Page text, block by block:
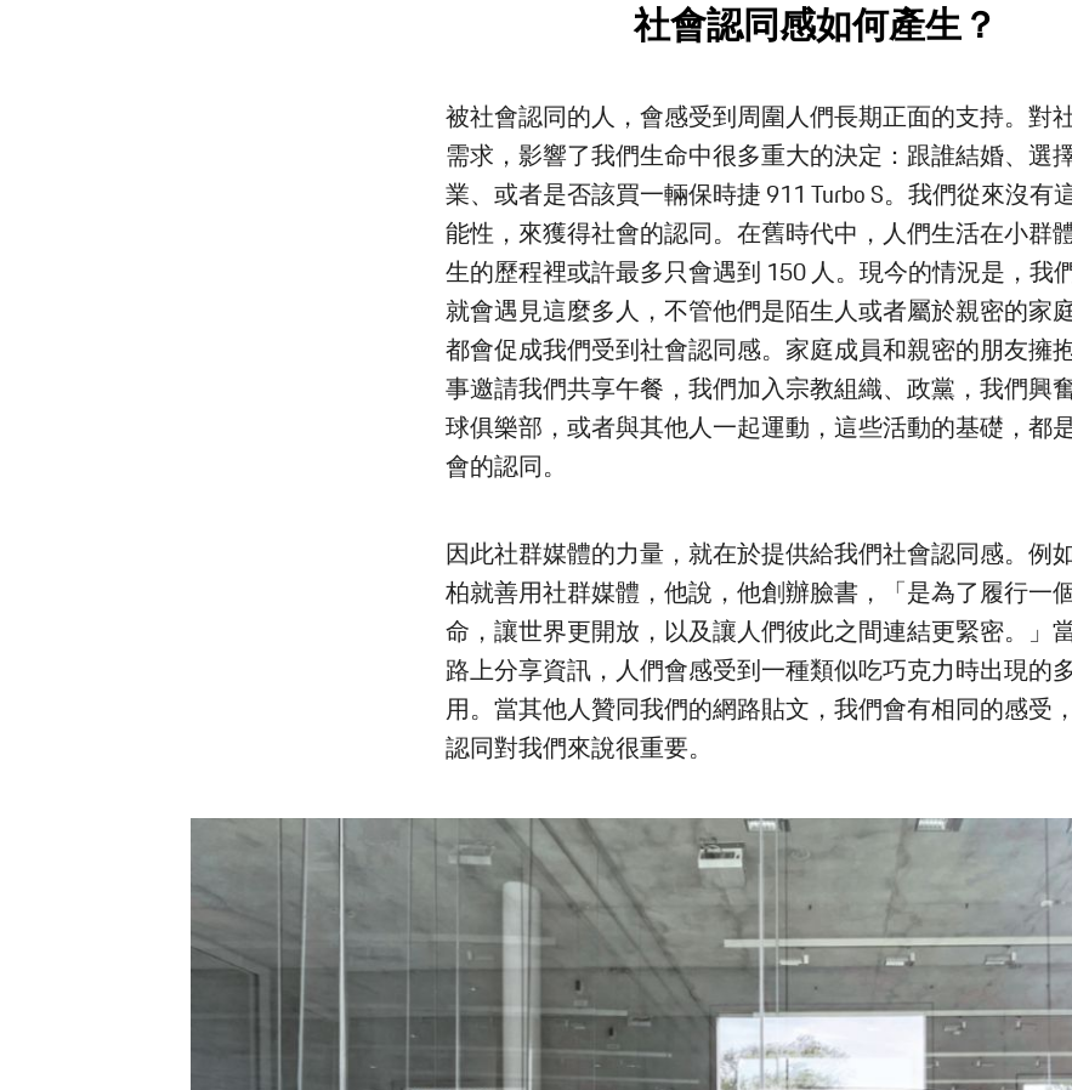
社會認同感如何產生？
被社會認同的人，會感受到周圍人們長期正面的支持。對
需求，影響了我們生命中很多重大的決定：跟誰結婚、選
業、或者是否該買一輛保時捷 911 Turbo S。我們從來沒有
能性，來獲得社會的認同。在舊時代中，人們生活在小群
生的歷程裡或許最多只會遇到 150 人。現今的情況是，我
就會遇見這麼多人，不管他們是陌生人或者屬於親密的家
都會促成我們受到社會認同感。家庭成員和親密的朋友擁
事邀請我們共享午餐，我們加入宗教組織、政黨，我們興
球俱樂部，或者與其他人一起運動，這些活動的基礎，都
會的認同。
因此社群媒體的力量，就在於提供給我們社會認同感。例
柏就善用社群媒體，他說，他創辦臉書，「是為了履行一
命，讓世界更開放，以及讓人們彼此之間連結更緊密。」
路上分享資訊，人們會感受到一種類似吃巧克力時出現的
用。當其他人贊同我們的網路貼文，我們會有相同的感受
認同對我們來說很重要。